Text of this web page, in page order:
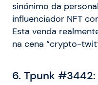
sinónimo da
influenciador NFT
Esta venda
na cena “crypto-
6. Tpunk #3442: